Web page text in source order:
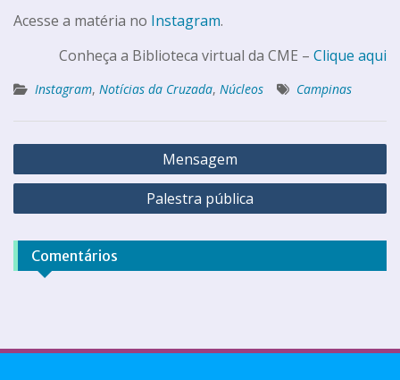
Acesse a matéria no Instagram.
Conheça a Biblioteca virtual da CME – Clique aqui
Instagram, Notícias da Cruzada, Núcleos Campinas
Mensagem
Palestra pública
Comentários